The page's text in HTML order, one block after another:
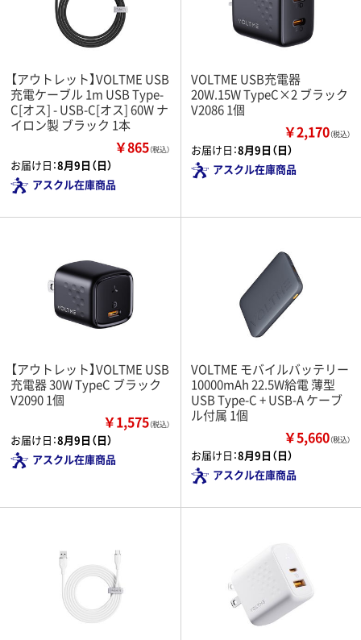
【アウトレット】VOLTME USB
充電ケーブル 1m USB Type-
C[オス] - USB-C[オス] 60W ナ
イロン製 ブラック 1本
￥865（税込）
お届け日：8月9日（日）
アスクル在庫商品
VOLTME USB充電器
20W.15W TypeC×2 ブラック
V2086 1個
￥2,170（税込）
お届け日：8月9日（日）
アスクル在庫商品
【アウトレット】VOLTME USB
充電器 30W TypeC ブラック
V2090 1個
￥1,575（税込）
お届け日：8月9日（日）
アスクル在庫商品
VOLTME モバイルバッテリー
10000mAh 22.5W給電 薄型
USB Type-C + USB-A ケーブ
ル付属 1個
￥5,660（税込）
お届け日：8月9日（日）
アスクル在庫商品